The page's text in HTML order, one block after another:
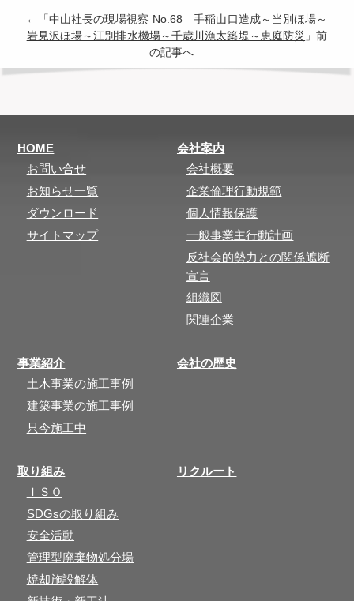
←「 中山社長の現場視察 No.68 手稲山口造成～当別ほ場～
岩見沢ほ場～江別排水機場～千歳川漁太築堤～恵庭防災 」前
の記事へ
HOME
お問い合せ
お知らせ一覧
ダウンロード
サイトマップ
会社案内
会社概要
企業倫理行動規範
個人情報保護
一般事業主行動計画
反社会的勢力との関係遮断
宣言
組織図
関連企業
事業紹介
土木事業の施工事例
建築事業の施工事例
只今施工中
会社の歴史
取り組み
ＩＳＯ
SDGsの取り組み
安全活動
管理型廃棄物処分場
焼却施設解体
リクルート